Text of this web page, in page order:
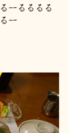
ーるるるる
ー